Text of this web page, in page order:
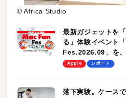
© Africa Studio
最新ガジェットを
る」体験イベント
Fes.2026.09」を
します！
Apple レポート
落下実験。ケース